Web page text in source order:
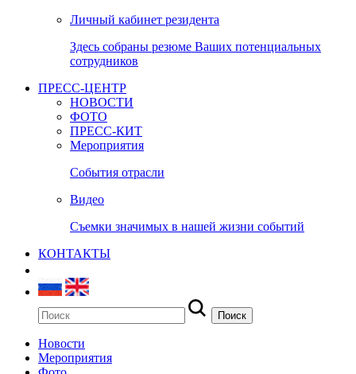
Личный кабинет резидента
Здесь собраны резюме Ваших потенциальных
сотрудников
ПРЕСС-ЦЕНТР
НОВОСТИ
ФОТО
ПРЕСС-КИТ
Мероприятия
События отрасли
Видео
Съемки значимых в нашей жизни событий
КОНТАКТЫ
Новости
Мероприятия